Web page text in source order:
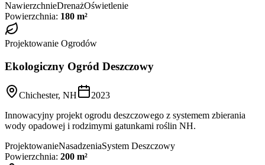
NawierzchnieDrenażOświetlenie
Powierzchnia: 180 m²
Projektowanie Ogrodów
Ekologiczny Ogród Deszczowy
Chichester, NH
2023
Innowacyjny projekt ogrodu deszczowego z systemem zbierania
wody opadowej i rodzimymi gatunkami roślin NH.
ProjektowanieNasadzeniaSystem Deszczowy
Powierzchnia: 200 m²